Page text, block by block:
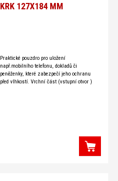
KRK 127X184 MM
Praktické pouzdro pro uložení
např.mobilního telefonu, dokladů či
peněženky, které zabezpečí jeho ochranu
před vlhkostí. Vrchní část (vstupní otvor )